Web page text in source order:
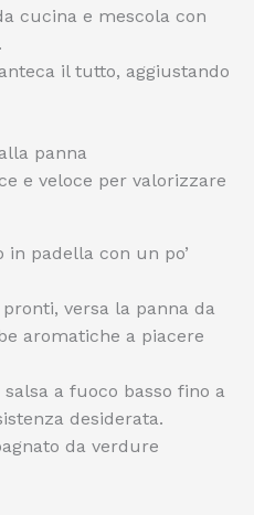
cucina e mescola con
il tutto, aggiustando
panna
e veloce per valorizzare
padella con un po’
versa la panna da
aromatiche a piacere
a fuoco basso fino a
desiderata.
da verdure